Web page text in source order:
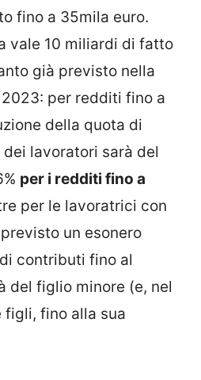
fino a 35mila euro.
vale 10 miliardi di fatto
già previsto nella
per redditi fino a
della quota di
lavoratori sarà del
per i redditi fino a
per le lavoratrici con
un esonero
contributi fino al
del figlio minore (e, nel
figli, fino alla sua